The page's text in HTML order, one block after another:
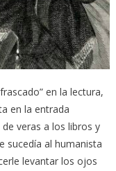
en la lectura,
en la entrada
de veras a los libros y
sucedía al humanista
levantar los ojos